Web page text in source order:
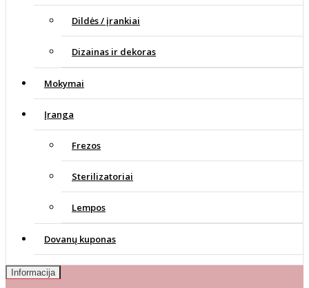
Dildės / įrankiai
Dizainas ir dekoras
Mokymai
Įranga
Frezos
Sterilizatoriai
Lempos
Dovanų kuponas
Informacija